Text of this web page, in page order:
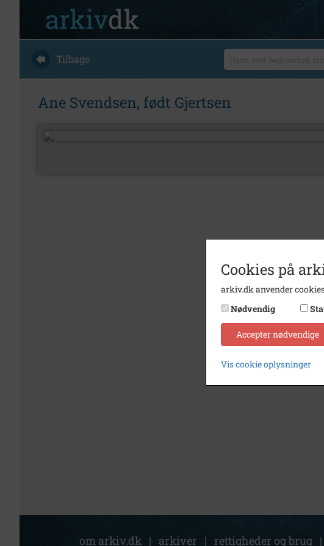
Tilbage
Ane Svendsen, født Gjertsen
om arkiv.dk | arkiver | rettigheder og brug |
Cookies på
arkiv.dk anvender
Nødvendig
Accepter nødvendige
Vis cookie oplysninger